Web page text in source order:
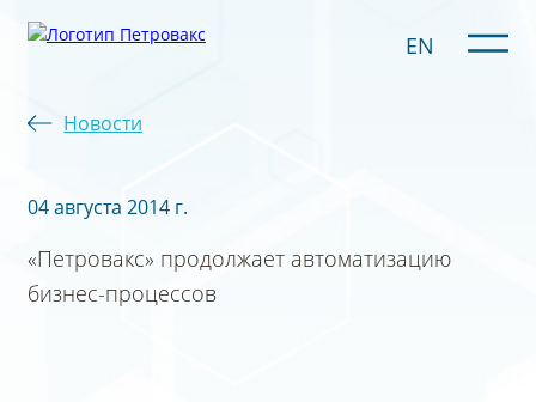
EN
Новости
04 августа 2014 г.
«Петровакс» продолжает автоматизацию
бизнес-процессов